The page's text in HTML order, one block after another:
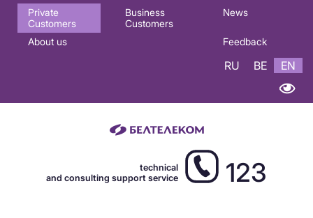
Основная
навигация
Private
Customers
Business
Customers
News
About us Feedback
RU BE EN
technical
and consulting support service
123